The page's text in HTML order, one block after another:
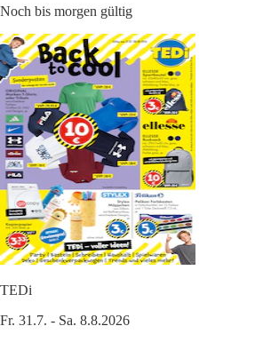
Noch bis morgen gültig
TEDi
Fr. 31.7. - Sa. 8.8.2026